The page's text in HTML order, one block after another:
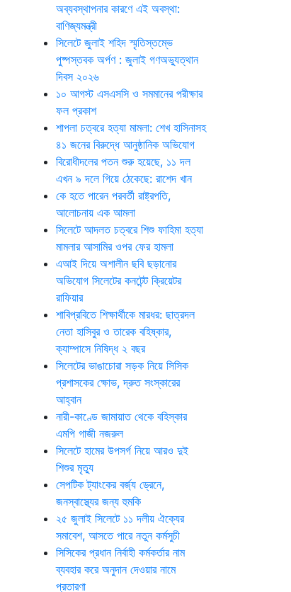
অব্যবস্থাপনার কারণে এই অবস্থা:
বাণিজ্যমন্ত্রী
সিলেটে জুলাই শহিদ স্মৃতিস্তম্ভে
পুষ্পস্তবক অর্পণ : জুলাই গণঅভ্যুত্থান
দিবস ২০২৬
১০ আগস্ট এসএসসি ও সমমানের পরীক্ষার
ফল প্রকাশ
শাপলা চত্বরে হত্যা মামলা: শেখ হাসিনাসহ
৪১ জনের বিরুদ্ধে আনুষ্ঠানিক অভিযোগ
বিরোধীদলের পতন শুরু হয়েছে, ১১ দল
এখন ৯ দলে গিয়ে ঠেকেছে: রাশেদ খান
কে হতে পারেন পরবর্তী রাষ্ট্রপতি,
আলোচনায় এক আমলা
সিলেটে আদলত চত্বরে শিশু ফাহিমা হত্যা
মামলার আসামির ওপর ফের হামলা
এআই দিয়ে অশালীন ছবি ছড়ানোর
অভিযোগ সিলেটের কনটেন্ট ক্রিয়েটর
রাফিয়ার
শাবিপ্রবিতে শিক্ষার্থীকে মারধর: ছাত্রদল
নেতা হাসিবুর ও তারেক বহিষ্কার,
ক্যাম্পাসে নিষিদ্ধ ২ বছর
সিলেটের ভাঙাচোরা সড়ক নিয়ে সিসিক
প্রশাসকের ক্ষোভ, দ্রুত সংস্কারের
আহ্বান
নারী-কাণ্ডে জামায়াত থেকে বহিস্কার
এমপি গাজী নজরুল
সিলেটে হামের উপসর্গ নিয়ে আরও দুই
শিশুর মৃত্যু
সেপটিক ট্যাংকের বর্জ্য ড্রেনে,
জনস্বাস্থ্যের জন্য হুমকি
২৫ জুলাই সিলেটে ১১ দলীয় ঐক্যের
সমাবেশ, আসতে পারে নতুন কর্মসুচী
সিসিকের প্রধান নির্বাহী কর্মকর্তার নাম
ব্যবহার করে অনুদান দেওয়ার নামে
প্রতারণা